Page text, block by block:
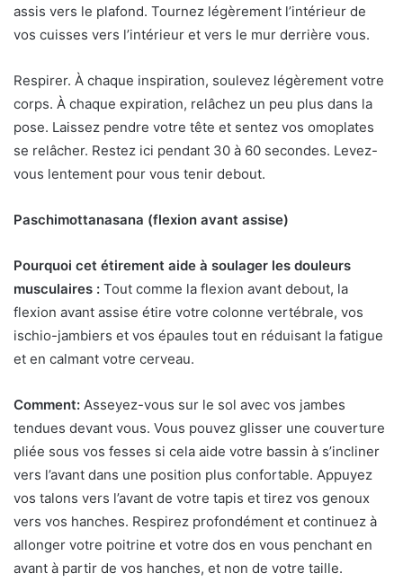
assis vers le plafond. Tournez légèrement l’intérieur de
vos cuisses vers l’intérieur et vers le mur derrière vous.
Respirer. À chaque inspiration, soulevez légèrement votre
corps. À chaque expiration, relâchez un peu plus dans la
pose. Laissez pendre votre tête et sentez vos omoplates
se relâcher. Restez ici pendant 30 à 60 secondes. Levez-
vous lentement pour vous tenir debout.
Paschimottanasana (flexion avant assise)
Pourquoi cet étirement aide à soulager les douleurs
musculaires : Tout comme la flexion avant debout, la
flexion avant assise étire votre colonne vertébrale, vos
ischio-jambiers et vos épaules tout en réduisant la fatigue
et en calmant votre cerveau.
Comment: Asseyez-vous sur le sol avec vos jambes
tendues devant vous. Vous pouvez glisser une couverture
pliée sous vos fesses si cela aide votre bassin à s’incliner
vers l’avant dans une position plus confortable. Appuyez
vos talons vers l’avant de votre tapis et tirez vos genoux
vers vos hanches. Respirez profondément et continuez à
allonger votre poitrine et votre dos en vous penchant en
avant à partir de vos hanches, et non de votre taille.